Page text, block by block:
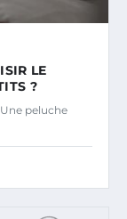
LE
?
peluche